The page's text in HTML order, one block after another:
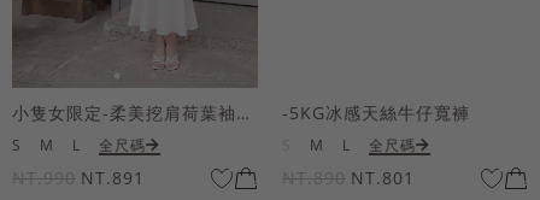
小隻女限定-柔美挖肩荷葉袖魚尾長洋裝
S M L 全尺碼
NT.990 NT.891
-5KG冰感天絲牛仔寬褲
M L 全尺碼
NT.890 NT.801